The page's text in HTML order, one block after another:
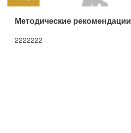
Методические рекомендации
2222222